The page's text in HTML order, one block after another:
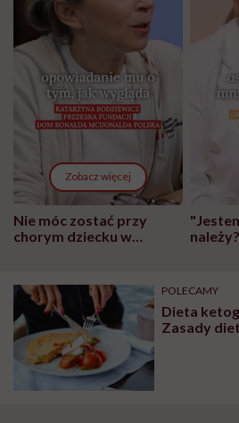
Zobacz więcej
Nie móc zostać przy
chorym dziecku w
może chyba tylko
głupota i brak
wyobraźni"
pracy
POLECAMY
Dieta
Zasady